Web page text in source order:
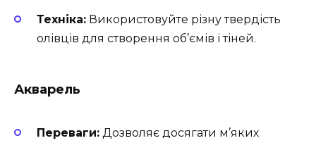
Техніка: Використовуйте різну твердість
олівців для створення об’ємів і тіней.
Акварель
Переваги: Дозволяє досягати м’яких